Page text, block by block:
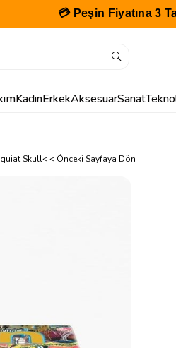
💳 Peşin Fiyatına 3
KadınErkekAksesuarSanat
Skull< < Önceki Sayfaya Dön